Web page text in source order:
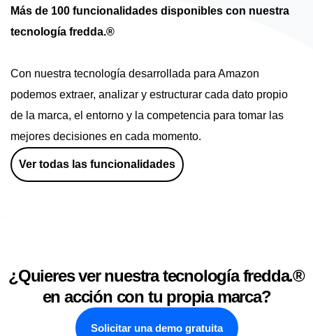
Más de 100 funcionalidades disponibles con nuestra
tecnología fredda.®
Con nuestra tecnología desarrollada para Amazon
podemos extraer, analizar y estructurar cada dato propio
de la marca, el entorno y la competencia para tomar las
mejores decisiones en cada momento.
Ver todas las funcionalidades
¿Quieres ver nuestra tecnología fredda.®
en acción con tu propia marca?
Solicitar una demo gratuita